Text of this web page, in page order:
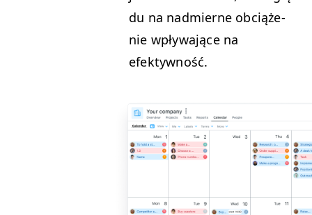
du na nad­mierne obciąże­
nie wpły­wa­jące na
efektywność.